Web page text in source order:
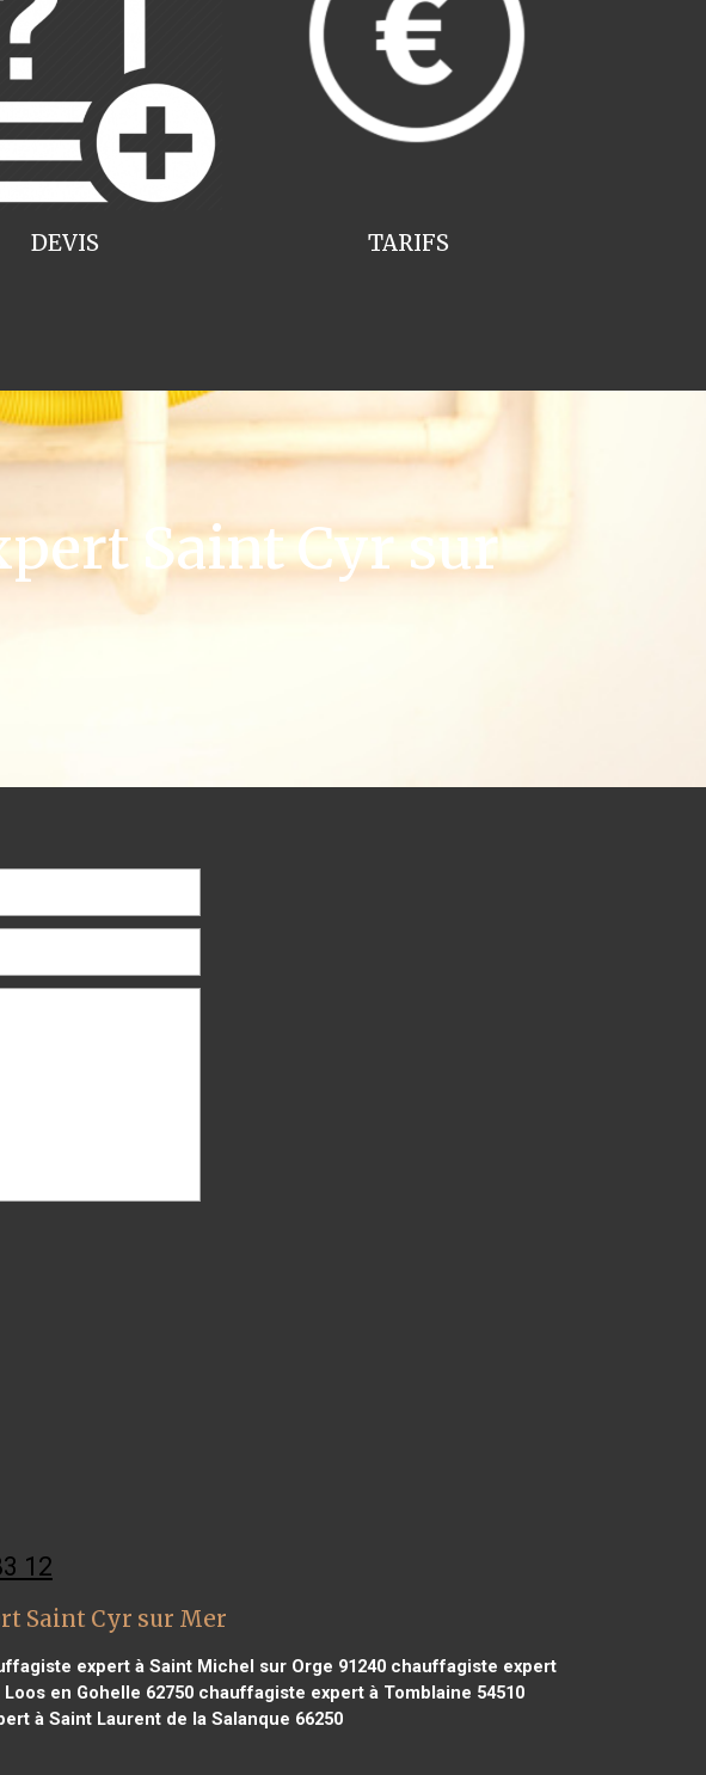
TARIFS
DEVIS
Saint Cyr sur
12
Saint Cyr sur Mer
expert à Saint Michel sur Orge 91240 chauffagiste expert
en Gohelle 62750chauffagiste expert à Tomblaine 54510
à Saint Laurent de la Salanque 66250